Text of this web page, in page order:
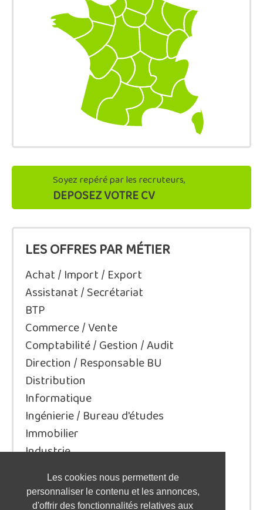
Les cookies nous permettent de
personnaliser le contenu et les annonces,
d'offrir des fonctionnalités relatives aux
Soyez repéré par les recruteurs,
DEPOSEZ VOTRE CV
LES OFFRES PAR MÉTIER
Achat / Import / Export
Assistanat / Secrétariat
BTP
Commerce / Vente
Comptabilité / Gestion / Audit
Direction / Responsable BU
Distribution
Informatique
Ingénierie / Bureau d'études
Immobilier
Industrie
Juridique/Droit
Qualité / Sécurité / Environnement
Logistique / Transport